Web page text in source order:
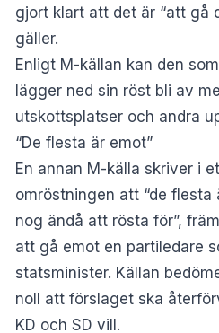
gjort klart att det är “att gå
gäller.
Enligt M-källan kan den
lägger ned sin röst bli av
utskottsplatser och andra
“De flesta är emot”
En annan M-källa skriver i
omröstningen att “de flesta
nog ändå att rösta för”,
att gå emot en partiledare
statsminister. Källan
noll att förslaget ska
KD och SD vill.